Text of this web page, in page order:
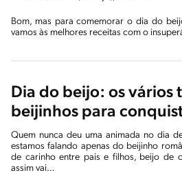
Bom, mas para comemorar o dia do
vamos às melhores receitas com o
Dia do beijo: os vários
beijinhos para
Quem nunca deu uma animada no dia
estamos falando apenas do beijinho
de carinho entre pais e filhos, beijo de
assim vai…